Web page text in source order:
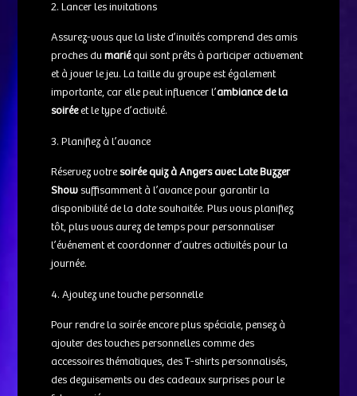
Lancer les invitations
Assurez-vous que la liste d’invités comprend des amis
proches dumariéqui sont prêts à participer activement
et à jouer le jeu. La taille du groupe est également
importante, car elle peut influencer l’ambiance de la
soiréeet le type d’activité.
Planifiez à l’avance
Réservez votre soirée quiz à Angers avec Late Buzzer
Show suffisamment à l’avance pour garantir la
disponibilité de la date souhaitée. Plus vous planifiez
tôt, plus vous aurez de temps pour personnaliser
l’événement et coordonner d’autres activités pour la
journée.
Ajoutez une touche personnelle
Pour rendre la soirée encore plus spéciale, pensez à
ajouter des touches personnelles comme des
accessoires thématiques, des T-shirts personnalisés,
des deguisements ou des cadeaux surprises pour le